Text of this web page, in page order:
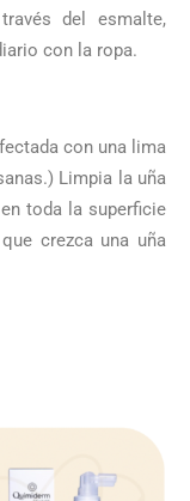
del esmalte,
con la ropa.
con una lima
Limpia la uña
toda la superficie
crezca una uña